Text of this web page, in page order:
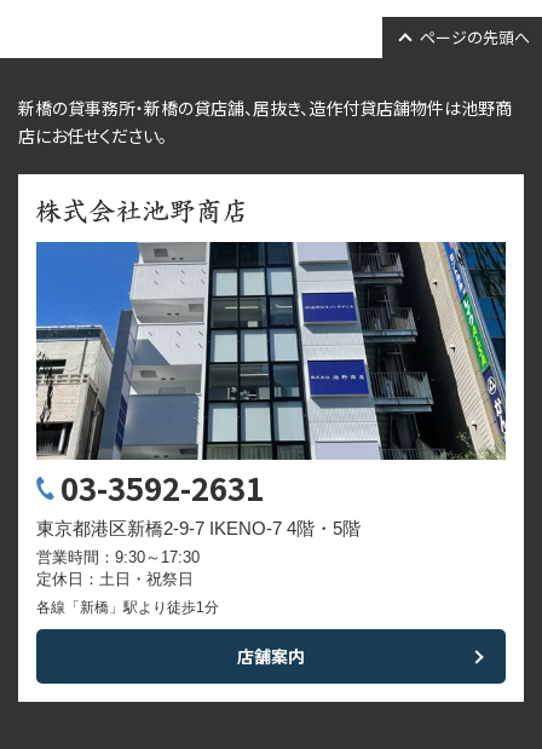
ページの先頭へ
新橋の貸事務所・新橋の貸店舗、居抜き、 造作付貸店舗物件は池野商
店にお任せください。
03-3592-2631
東京都港区新橋2-9-7 IKENO-7 4階・5階
営業時間：9:30～17:30
定休日：土日・祝祭日
各線「新橋」駅より徒歩1分
店舗案内